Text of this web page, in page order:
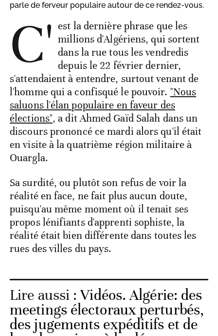
parle de ferveur populaire autour de ce rendez-vous.
C' est la dernière phrase que les
millions d'Algériens, qui sortent
dans la rue tous les vendredis
depuis le 22 février dernier,
s'attendaient à entendre, surtout venant de
l'homme qui a confisqué le pouvoir. "Nous
saluons l'élan populaire en faveur des
élections", a dit Ahmed Gaïd Salah dans un
discours prononcé ce mardi alors qu'il était
en visite à la quatrième région militaire à
Ouargla.
Sa surdité, ou plutôt son refus de voir la
réalité en face, ne fait plus aucun doute,
puisqu'au même moment où il tenait ses
propos lénifiants d'apprenti sophiste, la
réalité était bien différente dans toutes les
rues des villes du pays.
Lire aussi :Vidéos. Algérie: des
meetings électoraux perturbés,
des jugements expéditifs et de